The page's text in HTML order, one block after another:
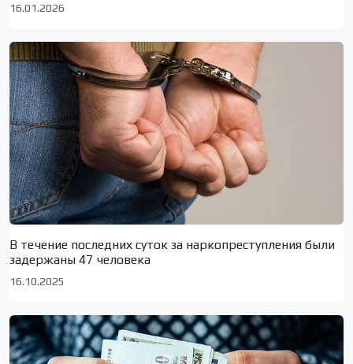
16.01.2026
В течение последних суток за наркопреступления были
задержаны 47 человека
16.10.2025